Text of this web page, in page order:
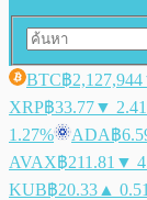
BTC฿2,127,944
XRP฿33.77▼
1.27%
ADA฿
AVAX฿211.81 ▼
KUB฿20.33 ▲